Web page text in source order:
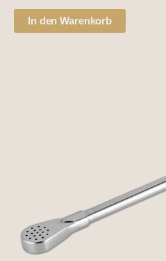
In den Warenkorb